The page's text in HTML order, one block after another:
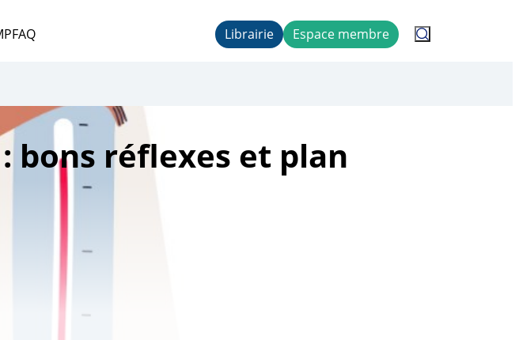
FAQ Librairie Espace membre
bons réflexes et plan